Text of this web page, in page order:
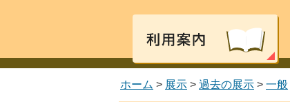
ホーム > 展示 > 過去の展示 > 一般